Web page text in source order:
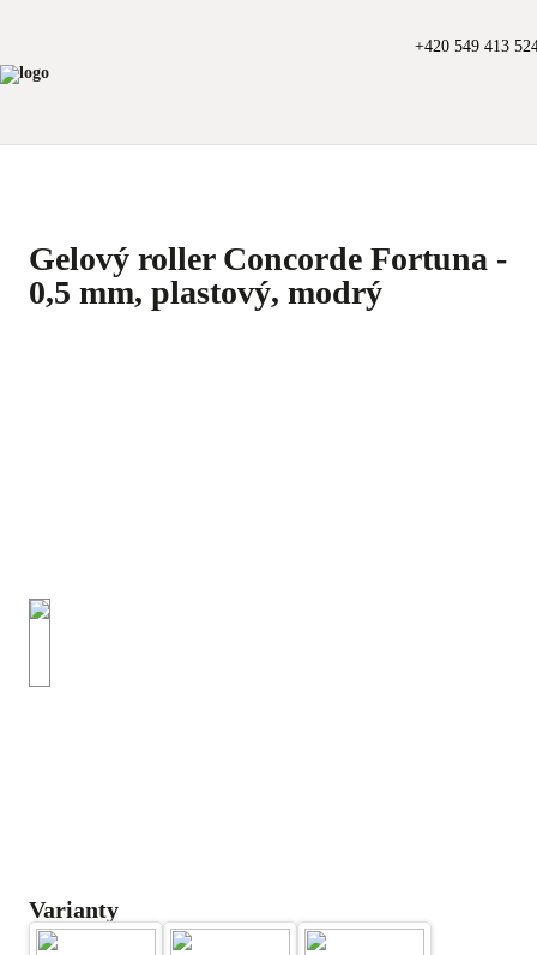
+420 549 413
Gelový roller Concorde Fortuna -
0,5 mm, plastový, modrý
Varianty